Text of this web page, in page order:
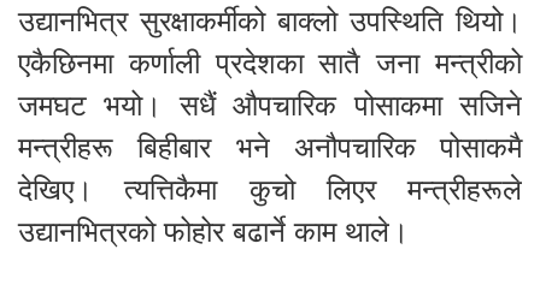
उद्यानभित्र सुरक्षाकर्मीको बाक्लो उपस्थिति थियो।
एकैछिनमा कर्णाली प्रदेशका सातै जना मन्त्रीको
जमघट भयो। सधैं औपचारिक पोसाकमा सजिने
मन्त्रीहरू बिहीबार भने अनौपचारिक पोसाकमै
देखिए। त्यत्तिकैमा कुचो लिएर मन्त्रीहरूले
उद्यानभित्रको फोहोर बढार्ने काम थाले।